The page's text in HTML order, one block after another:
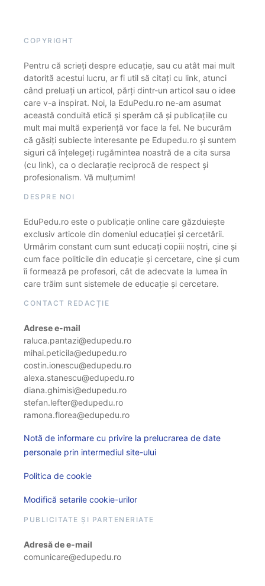
COPYRIGHT
Pentru că scrieți despre educație, sau cu atât mai mult
datorită acestui lucru, ar fi util să citați cu link, atunci
când preluați un articol, părți dintr-un articol sau o idee
care v-a inspirat. Noi, la EduPedu.ro ne-am asumat
această conduită etică și sperăm că și publicațiile cu
mult mai multă experiență vor face la fel. Ne bucurăm
că găsiți subiecte interesante pe Edupedu.ro și suntem
siguri că înțelegeți rugămintea noastră de a cita sursa
(cu link), ca o declarație reciprocă de respect și
profesionalism. Vă mulțumim!
DESPRE NOI
EduPedu.ro este o publicație online care găzduiește
exclusiv articole din domeniul educației și cercetării.
Urmărim constant cum sunt educați copiii noștri, cine și
cum face politicile din educație și cercetare, cine și cum
îi formează pe profesori, cât de adecvate la lumea în
care trăim sunt sistemele de educație și cercetare.
CONTACT REDACȚIE
Adrese e-mail
raluca.pantazi@edupedu.ro
mihai.peticila@edupedu.ro
costin.ionescu@edupedu.ro
alexa.stanescu@edupedu.ro
diana.ghimisi@edupedu.ro
stefan.lefter@edupedu.ro
ramona.florea@edupedu.ro
Notă de informare cu privire la prelucrarea de date
personale prin intermediul site-ului
Politica de cookie
Modifică setarile cookie-urilor
PUBLICITATE ȘI PARTENERIATE
Adresă de e-mail
comunicare@edupedu.ro